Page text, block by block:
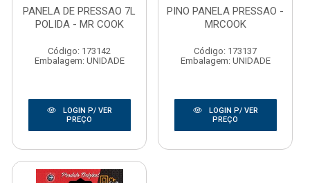
PANELA DE PRESSAO 7L
POLIDA - MR COOK
Código: 173142
Embalagem: UNIDADE
LOGIN P/ VER
PREÇO
PINO PANELA PRESSAO -
MRCOOK
Código: 173137
Embalagem: UNIDADE
LOGIN P/ VER
PREÇO